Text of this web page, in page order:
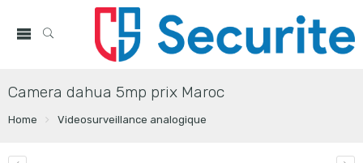
Camera dahua 5mp prix Maroc
Home Videosurveillance analogique